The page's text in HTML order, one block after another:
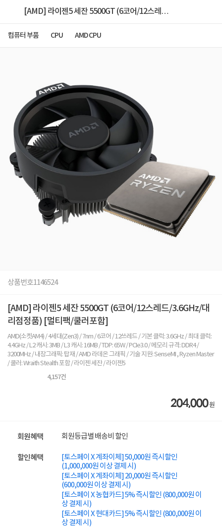
[AMD] 라이젠5 세잔 5500GT (6코어/12스레
컴퓨터 부품 CPU AMD CPU
상품번호1146524
[AMD] 라이젠5 세잔 5500GT (6코어/12스레드/3.6GHz/대
리점정품) [멀티팩/쿨러포함]
AMD(소켓AM4) / 4세대(Zen3) / 7nm / 6코어 / 12쓰레드 / 기본 클럭: 3.6GHz / 최대 클럭:
4.4GHz / L2 캐시: 3MB / L3 캐시: 16MB / TDP: 65W / PCIe3.0 / 메모리 규격: DDR4 /
3200MHz / 내장그래픽: 탑재 / AMD 라데온 그래픽 / 기술 지원: SenseMI , Ryzen Master
/ 쿨러: Wraith Stealth 포함 / 라이젠 세잔 / 라이젠5
4,157건
204,000원
회원혜택 회원등급별 배송비 할인
할인혜택
[토스페이 X 계좌이체] 50,000원 즉시할인
(1,000,000원 이상 결제 시)
[토스페이 X 계좌이체] 20,000원 즉시할인
(600,000원 이상 결제 시)
[토스페이 X 농협카드] 5% 즉시할인 (800,000원 이
상 결제 시)
[토스페이 X 현대카드] 5% 즉시할인 (800,000원 이
상 결제 시)